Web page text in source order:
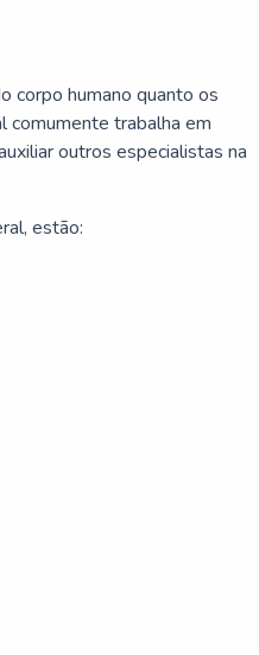
corpo humano quanto os
comumente trabalha em
outros especialistas na
estão: